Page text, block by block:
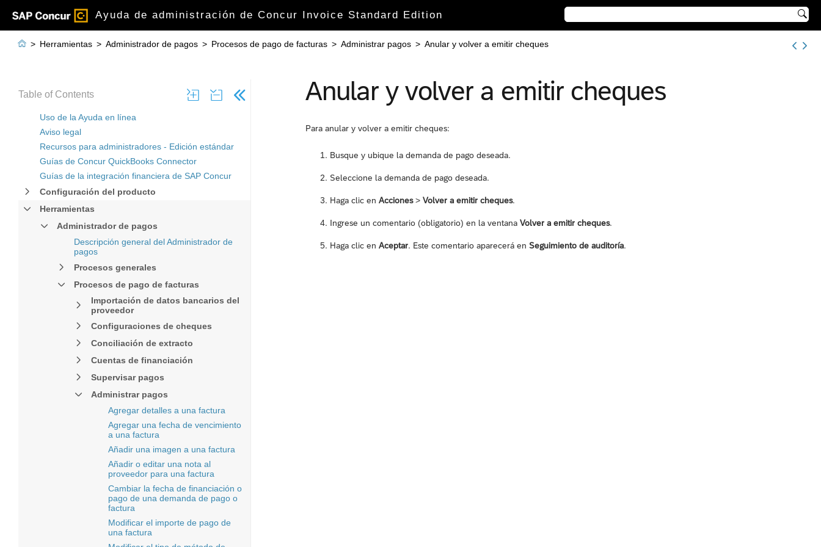
Ayuda de administración de Concur Invoice Standard Edition 
Table of Contents
Uso de la Ayuda en línea
Aviso legal
Recursos para administradores - Edición estándar
Guías de Concur QuickBooks Connector
Guías de la integración financiera de SAP Concur
Configuración del producto
Herramientas
Administrador de pagos
Descripción general del Administrador de
pagos
Procesos generales
Procesos de pago de facturas
Importación de datos bancarios del
proveedor
Configuraciones de cheques
Conciliación de extracto
Cuentas de financiación
Supervisar pagos
Administrar pagos
Agregar detalles a una factura
Agregar una fecha de vencimiento
a una factura
Añadir una imagen a una factura
Añadir o editar una nota al
proveedor para una factura
Cambiar la fecha de financiación o
pago de una demanda de pago o
factura
Modificar el importe de pago de
una factura
 > Herramientas > Administrador de pagos > Procesos de pago de facturas > Administrar pagos > Anular y volver a emitir cheques
Anular y volver a emitir cheques
Para anular y volver a emitir cheques:
Busque y ubique la demanda de pago deseada.
Seleccione la demanda de pago deseada.
Haga clic en Acciones> Volver a emitir cheques.
Ingrese un comentario (obligatorio) en la ventana Volver a emitir cheques.
Haga clic en Aceptar. Este comentario aparecerá en Seguimiento de auditoría.